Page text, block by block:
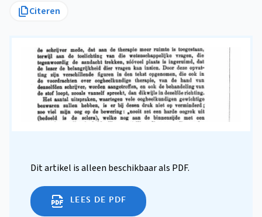
Citeren
Dit artikel is alleen beschikbaar als PDF.
LEES DE PDF